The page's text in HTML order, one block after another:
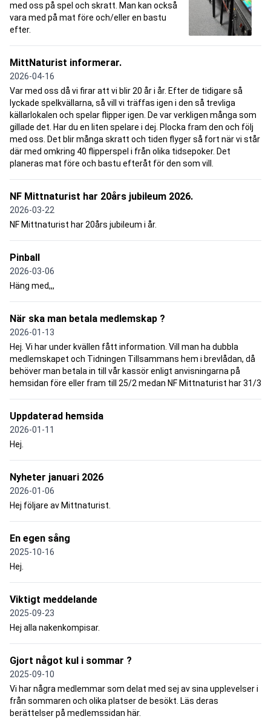
med oss på spel och skratt. Man kan också
vara med på mat före och/eller en bastu
efter.
MittNaturist informerar.
2026-04-16
Var med oss då vi firar att vi blir 20 år i år. Efter de tidigare så
lyckade spelkvällarna, så vill vi träffas igen i den så trevliga
källarlokalen och spelar flipper igen. De var verkligen många som
gillade det. Har du en liten spelare i dej. Plocka fram den och följ
med oss. Det blir många skratt och tiden flyger så fort när vi står
där med omkring 40 flipperspel i från olika tidsepoker. Det
planeras mat före och bastu efteråt för den som vill.
NF Mittnaturist har 20års jubileum 2026.
2026-03-22
NF Mittnaturist har 20års jubileum i år.
Pinball
2026-03-06
Häng med,,,
När ska man betala medlemskap ?
2026-01-13
Hej. Vi har under kvällen fått information. Vill man ha dubbla
medlemskapet och Tidningen Tillsammans hem i brevlådan, då
behöver man betala in till vår kassör enligt anvisningarna på
hemsidan före eller fram till 25/2 medan NF Mittnaturist har 31/3
Uppdaterad hemsida
2026-01-11
Hej.
Nyheter januari 2026
2026-01-06
Hej följare av Mittnaturist.
En egen sång
2025-10-16
Hej.
Viktigt meddelande
2025-09-23
Hej alla nakenkompisar.
Gjort något kul i sommar ?
2025-09-10
Vi har några medlemmar som delat med sej av sina upplevelser i
från sommaren och olika platser de besökt. Läs deras
berättelser på medlemssidan här.